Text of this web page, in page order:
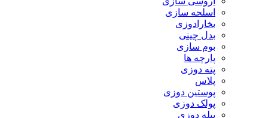
اسلحه سازی
بخارادوزی
بدل چینی
بوم سازی
پارچه ها
پته دوزی
پلاس
پوستین دوزی
پولک دوزی
پیله دوزی